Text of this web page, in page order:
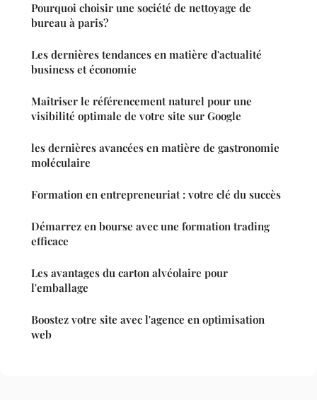
Pourquoi choisir une société de nettoyage de
bureau à paris?
Les dernières tendances en matière d'actualité
business et économie
Maîtriser le référencement naturel pour une
visibilité optimale de votre site sur Google
les dernières avancées en matière de gastronomie
moléculaire
Formation en entrepreneuriat : votre clé du succès
Démarrez en bourse avec une formation trading
efficace
Les avantages du carton alvéolaire pour
l'emballage
Boostez votre site avec l'agence en optimisation
web